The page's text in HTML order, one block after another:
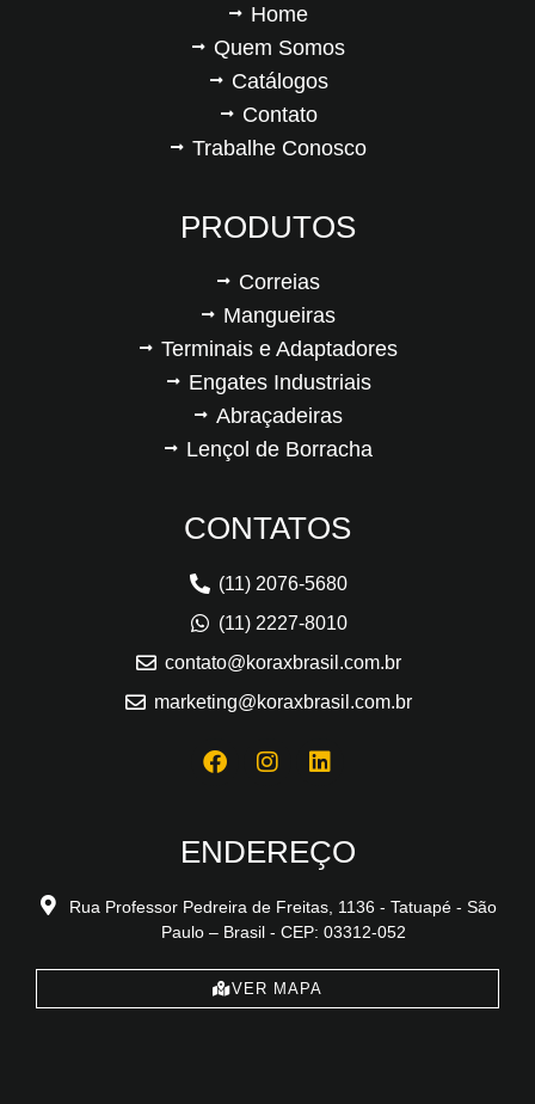
Home
Quem Somos
Catálogos
Contato
Trabalhe Conosco
PRODUTOS
Correias
Mangueiras
Terminais e Adaptadores
Engates Industriais
Abraçadeiras
Lençol de Borracha
CONTATOS
(11) 2076-5680
(11) 2227-8010
contato@koraxbrasil.com.br
marketing@koraxbrasil.com.br
ENDEREÇO
Rua Professor Pedreira de Freitas, 1136 - Tatuapé - São
Paulo – Brasil - CEP: 03312-052
VER MAPA